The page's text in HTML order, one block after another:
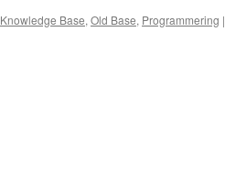
Knowledge Base, Old Base, Programmering |